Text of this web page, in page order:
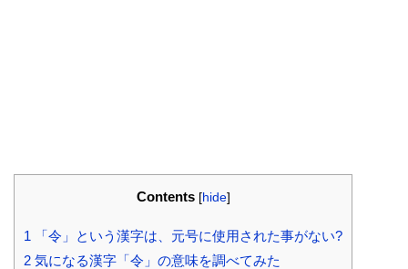
Contents [hide]
1 「令」という漢字は、元号に使用された事がない?
2 気になる漢字「令」の意味を調べてみた